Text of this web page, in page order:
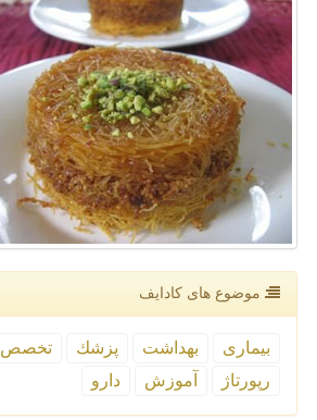
موضوع های كادایف
بیماری بهداشت پزشك تخصص
رپورتاژ
آموزش دارو